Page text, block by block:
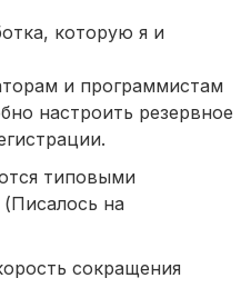
которую я и
и программистам
настроить резервное
типовыми
на
сокращения